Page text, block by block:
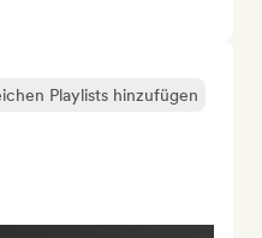
Playlists hinzufügen